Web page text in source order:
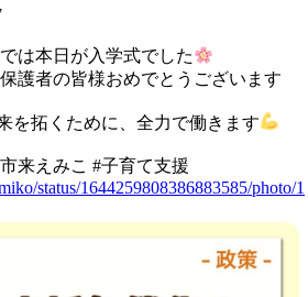
は本日が入学式でした
護者の皆様おめでとうございます
を拓くために、全力で働きます
来えみこ #子育て支援
status/1644259808386883585/photo/1